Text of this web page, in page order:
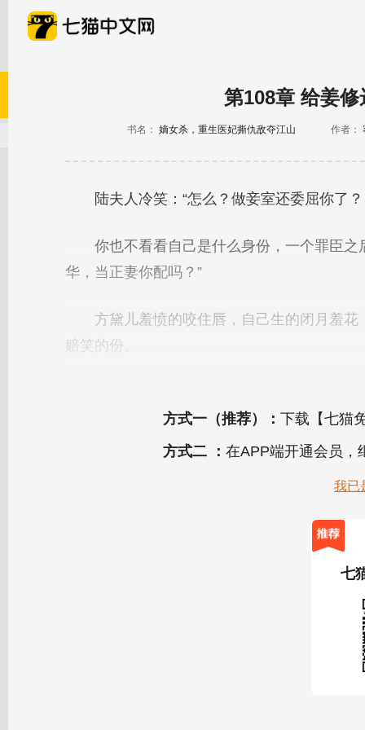
第108章 给姜
书名： 嫡女杀，重生医妃撕仇敌夺江山 作者：
方式一（推荐）： 下载【七猫
方式二 ： 在APP端开通会员，
我已
七